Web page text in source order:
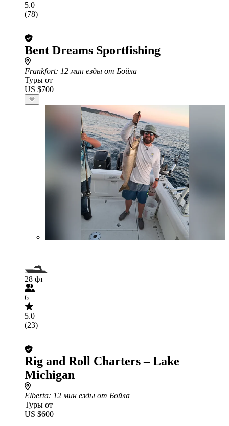
5.0
(78)
Bent Dreams Sportfishing
Frankfort: 12 мин езды от Бойла
Туры от
US $700
28 фт
6
5.0
(23)
Rig and Roll Charters – Lake
Michigan
Elberta: 12 мин езды от Бойла
Туры от
US $600